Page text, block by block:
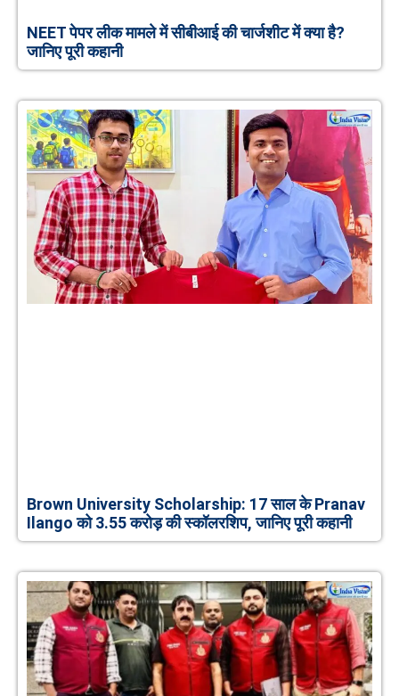
NEET पेपर लीक मामले में सीबीआई की चार्जशीट में क्या है?
जानिए पूरी कहानी
Brown University Scholarship: 17 साल के Pranav
Ilango को 3.55 करोड़ की स्कॉलरशिप, जानिए पूरी कहानी